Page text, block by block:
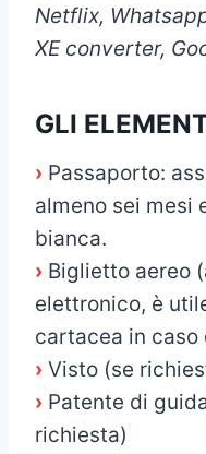
Netflix,
XE converter,
GLI
› Passaporto:
almeno sei mesi
bianca.
› Biglietto aereo
elettronico, è
cartacea in caso
› Visto (se
› Patente di
richiesta)